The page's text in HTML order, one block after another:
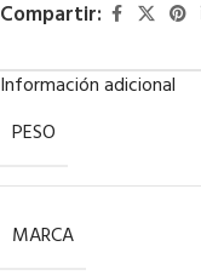
Compartir:
Información adicional
PESO
MARCA